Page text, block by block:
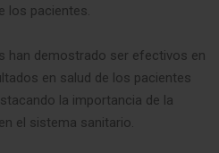
los pacientes.
han demostrado ser efectivos en
en salud de los pacientes
la importancia de la
el sistema sanitario.